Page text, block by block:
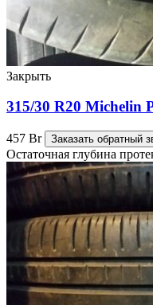
Закрыть
315/30 R20
457 Br Заказать обратный
Остаточная глубина